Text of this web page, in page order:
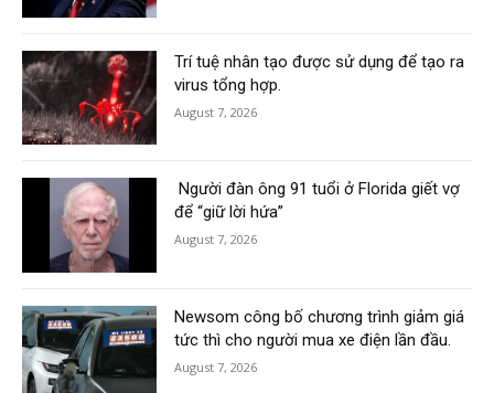
Trí tuệ nhân tạo được sử dụng để tạo ra
virus tổng hợp.
August 7, 2026
Người đàn ông 91 tuổi ở Florida giết vợ
để “giữ lời hứa”
August 7, 2026
Newsom công bố chương trình giảm giá
tức thì cho người mua xe điện lần đầu.
August 7, 2026